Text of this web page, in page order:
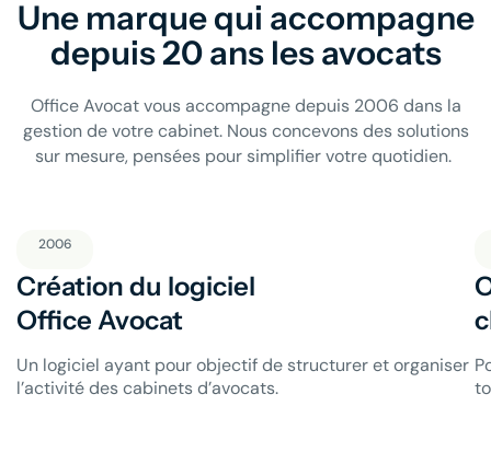
Une marque qui accompagne
depuis 20 ans les avocats
Office Avocat vous accompagne depuis 2006 dans la
gestion de votre cabinet. Nous concevons des solutions
sur mesure, pensées pour simplifier votre quotidien.
2006
Création du logiciel
Office Avocat
Un logiciel ayant pour objectif de structurer et organiser
l’activité des cabinets d’avocats.